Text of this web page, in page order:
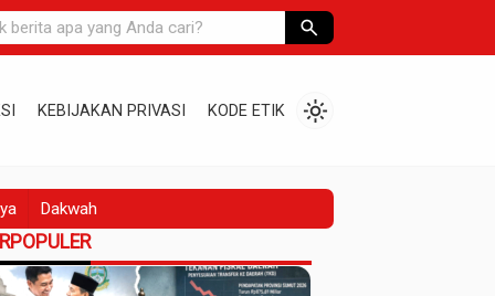
search
KEBIJAKAN PRIVASI KODE ETIK light_mode
Dakwah